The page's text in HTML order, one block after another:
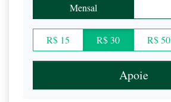
Mensal
R$ 15 R$ 30 R$ 50
Apoie